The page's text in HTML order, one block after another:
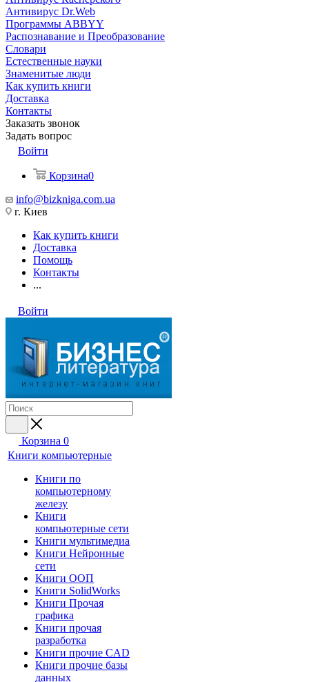
Антивирус Dr.Web
Программы ABBYY
Распознавание и Преобразование
Словари
Естественные науки
Знаменитые люди
Как купить книги
Доставка
Контакты
Заказать звонок
Задать вопрос
Войти
Корзина0
info@bizkniga.com.ua
г. Киев
Как купить книги
Доставка
Помощь
Контакты
...
Войти
Корзина 0
Книги компьютерные
Книги по
компьютерному
железу
Книги
компьютерные сети
Книги мультимедиа
Книги Нейронные
сети
Книги ООП
Книги SolidWorks
Книги Прочая
графика
Книги прочая
разработка
Книги прочие CAD
Книги прочие базы
данных